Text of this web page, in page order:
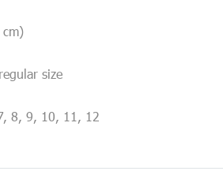
size
8, 9, 10, 11, 12